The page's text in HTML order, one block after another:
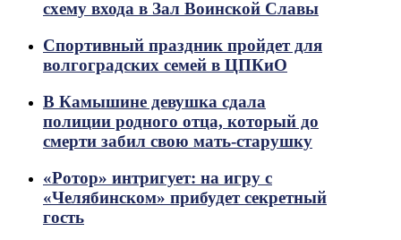
схему входа в Зал Воинской Славы
Спортивный праздник пройдет для
волгоградских семей в ЦПКиО
В Камышине девушка сдала
полиции родного отца, который до
смерти забил свою мать-старушку
«Ротор» интригует: на игру с
«Челябинском» прибудет секретный
гость